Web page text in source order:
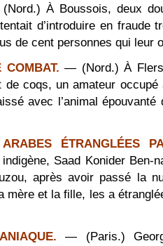
À Boussois, deux
d’introduire en fraude
de cent personnes qui leur
COMBAT. — (Nord.) À
de coqs, un amateur
avec l’animal
ÉTRANGLÉES
Saad Konider Ben-
après avoir passé la
mère et la fille, les a
— (Paris.)